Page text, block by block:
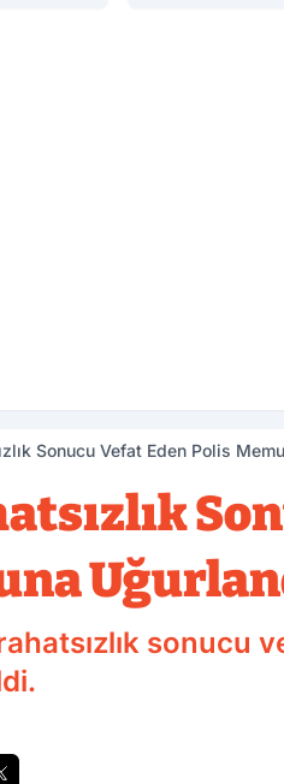
Sonucu Vefat Eden Polis
sonucu